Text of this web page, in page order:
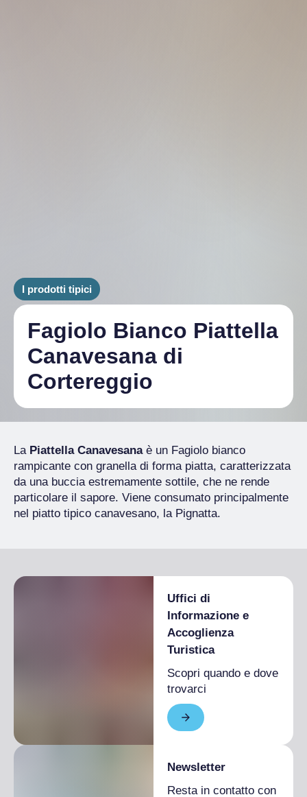
I prodotti tipici
Fagiolo Bianco Piattella
Canavesana di
Cortereggio
LaPiattella Canavesanaè un Fagiolo bianco
rampicante con granella di forma piatta, caratterizzata
da una buccia estremamente sottile, che ne rende
particolare il sapore. Viene consumato principalmente
nel piatto tipico canavesano, la Pignatta.
Uffici di
Informazione e
Accoglienza
Turistica
Scopri quando e dove
trovarci
Newsletter
Resta in contatto con